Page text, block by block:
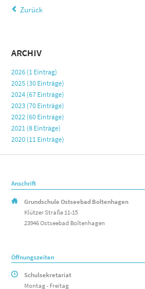
Zurück
ARCHIV
2026 (1 Eintrag)
2025 (30 Einträge)
2024 (67 Einträge)
2023 (70 Einträge)
2022 (60 Einträge)
2021 (8 Einträge)
2020 (11 Einträge)
Anschrift
Grundschule Ostseebad Boltenhagen
Klützer Straße 11-15
23946 Ostseebad Boltenhagen
Öffnungszeiten
Schulsekretariat
Montag - Freitag